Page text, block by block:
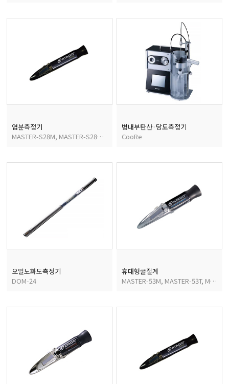
염분측정기
MASTER-S28M, MASTER-S28α, MASTER-S/Mill M
병내부탄산·당도측정기
CooRe
오일노화도측정기
DOM-24
휴대형굴절계
MASTER-53M, MASTER-53T, MASTER-53α, MASTER-53S